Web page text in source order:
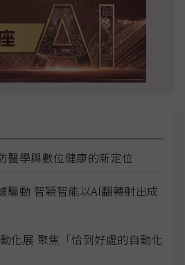
醫學與數位健康的新定位
驅動 智穎智能以AI翻轉射出成
化展 聚焦「恰到好處的自動化